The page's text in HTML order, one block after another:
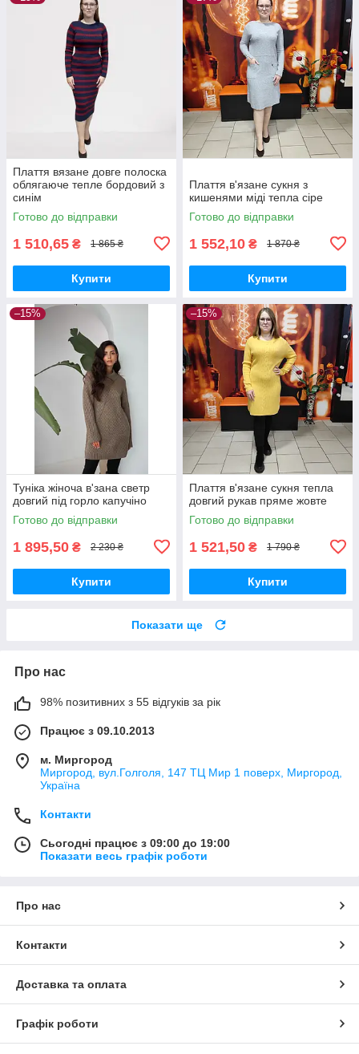
Плаття вязане довге полоска
облягаюче тепле бордовий з
синім
Готово до відправки
1 510,65 ₴ 1 865 ₴
Купити
Плаття в'язане сукня з
кишенями міді тепла сіре
Готово до відправки
1 552,10 ₴ 1 870 ₴
Купити
–15%
Туніка жіноча в'зана светр
довгий під горло капучіно
Готово до відправки
1 895,50 ₴ 2 230 ₴
Купити
–15%
Плаття в'язане сукня тепла
довгий рукав пряме жовте
Готово до відправки
1 521,50 ₴ 1 790 ₴
Купити
Показати ще
Про нас
98% позитивних з 55 відгуків за рік
Працює з 09.10.2013
м. Миргород
Миргород, вул.Голголя, 147 ТЦ Мир 1 поверх, Миргород,
Україна
Контакти
Сьогодні працює з 09:00 до 19:00
Показати весь графік роботи
Про нас
Контакти
Доставка та оплата
Графік роботи